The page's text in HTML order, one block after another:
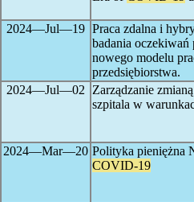
2024―Jul―19 Praca zdalna i
badania
nowego modelu
przedsiębiorstwa.
2024―Jul―02
Zarządzanie
szpitala w
2024―Mar―20 Polityka pieniężna
COVID-19